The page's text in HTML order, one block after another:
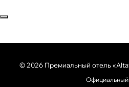
Закрыть попап
© 2026 Премиальный отель
Официальный